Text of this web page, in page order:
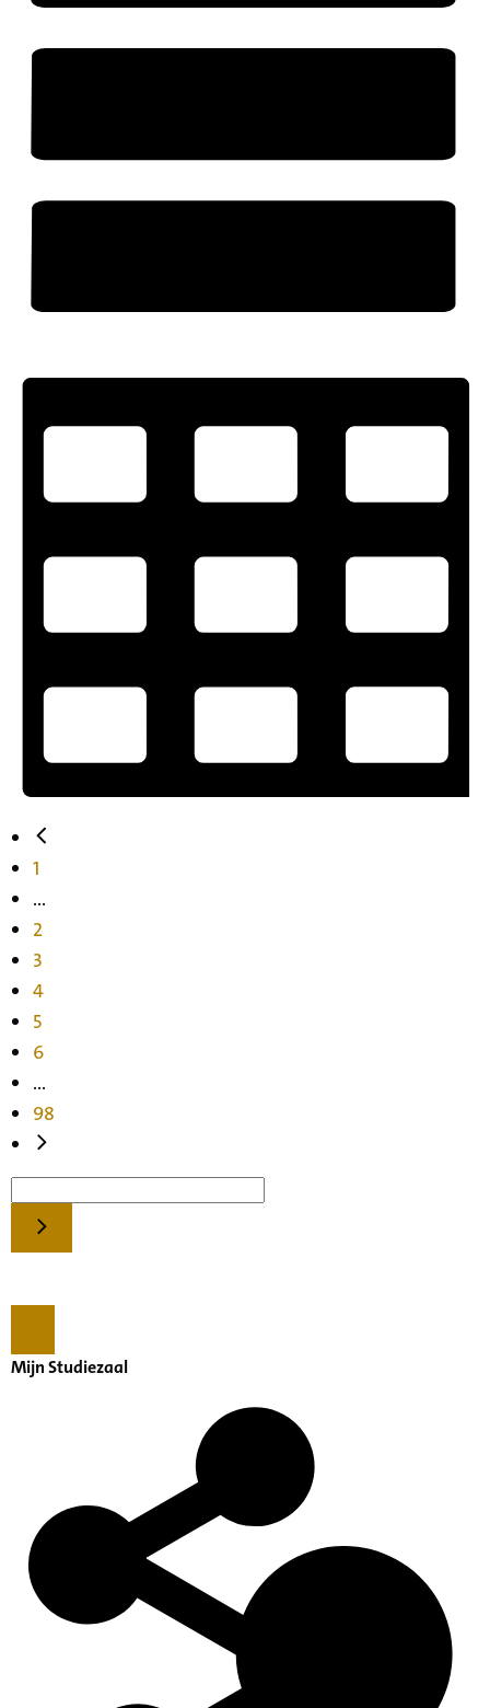
1
...
2
3
4
5
6
...
98
Mijn Studiezaal